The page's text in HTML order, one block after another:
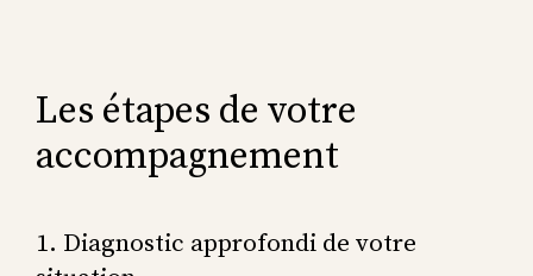
Les étapes de votre
accompagnement
1. Diagnostic approfondi de votre